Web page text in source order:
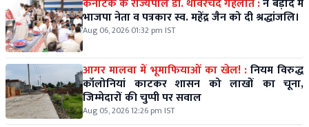
कर्नाटक के राज्यपाल डॉ. थावरचंद गहलोत :ने बड़ोद में
भाजपा नेता व पत्रकार स्व. महेंद्र जैन को दी श्रद्धांजलि।
Aug 06, 2026 01:32 pm IST
आगर मालवा में भूमाफियाओं का खेल! :नियम विरुद्ध
कॉलोनियां काटकर शासन को लाखों का चूना,
जिम्मेदारों की चुप्पी पर सवाल
Aug 05, 2026 12:26 pm IST